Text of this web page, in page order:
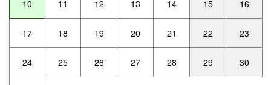
10 11 12 13 14 15 16
17 18 19 20 21 22 23
24 25 26 27 28 29 30